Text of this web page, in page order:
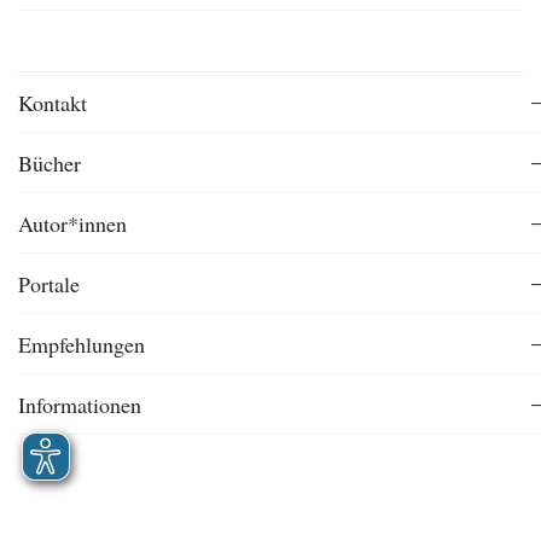
Kontakt
Bücher
Autor*innen
Portale
Empfehlungen
Informationen